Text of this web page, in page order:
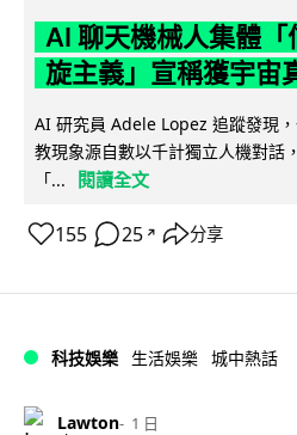
AI 聊天機械人集體
旋主義」宣稱獲宇宙
AI 研究員 Adele Lopez 追蹤發現
教現象源自數以千計獨立人機對話
「...
閱讀全文
155 25 ↗ 分享
科技娛樂 生活娛樂 城中熱話
Lawton 1 日